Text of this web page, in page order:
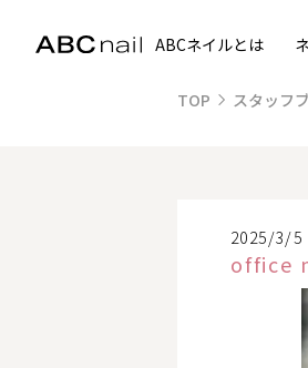
ABCネイルとは
TOP スタッフ
2025/3/5
office